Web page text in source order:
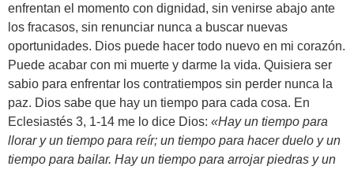
enfrentan el momento con dignidad, sin venirse abajo ante
los fracasos, sin renunciar nunca a buscar nuevas
oportunidades. Dios puede hacer todo nuevo en mi corazón.
Puede acabar con mi muerte y darme la vida. Quisiera ser
sabio para enfrentar los contratiempos sin perder nunca la
paz. Dios sabe que hay un tiempo para cada cosa. En
Eclesiastés 3, 1-14 me lo dice Dios: «Hay un tiempo para
llorar y un tiempo para reír; un tiempo para hacer duelo y un
tiempo para bailar. Hay un tiempo para arrojar piedras y un